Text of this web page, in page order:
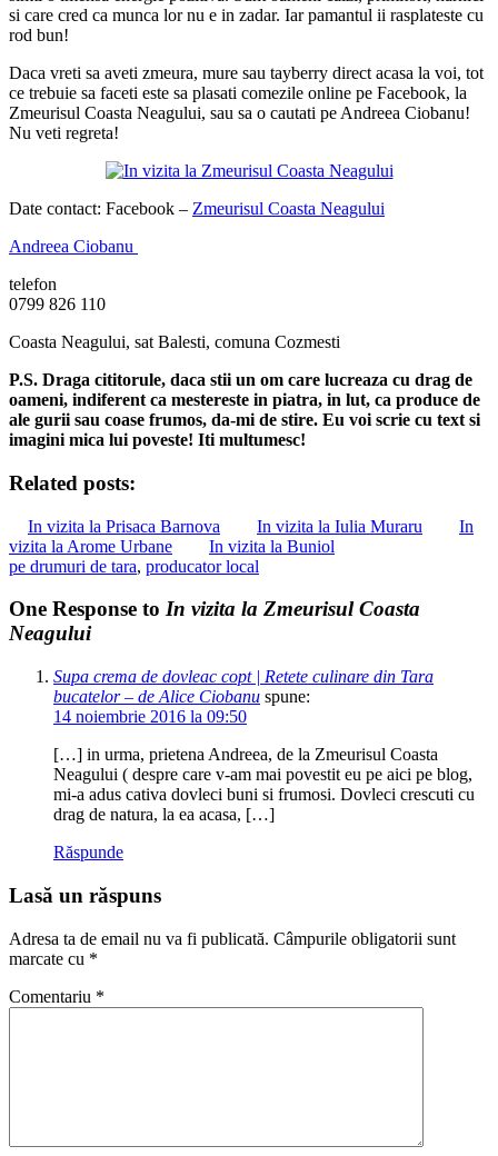
si care cred ca munca lor nu e in zadar. Iar pamantul ii rasplateste cu
rod bun!
Daca vreti sa aveti zmeura, mure sau tayberry direct acasa la voi, tot
ce trebuie sa faceti este sa plasati comezile online pe Facebook, la
Zmeurisul Coasta Neagului, sau sa o cautati pe Andreea Ciobanu!
Nu veti regreta!
Date contact: Facebook – Zmeurisul Coasta Neagului
Andreea Ciobanu
telefon
0799 826 110
Coasta Neagului, sat Balesti, comuna Cozmesti
P.S. Draga cititorule, daca stii un om care lucreaza cu drag de
oameni, indiferent ca mestereste in piatra, in lut, ca produce de
ale gurii sau coase frumos, da-mi de stire. Eu voi scrie cu text si
imagini mica lui poveste! Iti multumesc!
Related posts:
In vizita la Prisaca Barnova In vizita la Iulia Muraru
In
vizita la Arome Urbane
In vizita la Buniol
pe drumuri de tara, producator local
One Response to In vizita la Zmeurisul Coasta
Neagului
Supa crema de dovleac copt | Retete culinare din Tara
bucatelor – de Alice Ciobanu spune:
14 noiembrie 2016 la 09:50
[…] in urma, prietena Andreea, de la Zmeurisul Coasta
Neagului ( despre care v-am mai povestit eu pe aici pe blog,
mi-a adus cativa dovleci buni si frumosi. Dovleci crescuti cu
drag de natura, la ea acasa, […]
Răspunde
Lasă un răspuns
Adresa ta de email nu va fi publicată. Câmpurile obligatorii sunt
marcate cu *
Comentariu *